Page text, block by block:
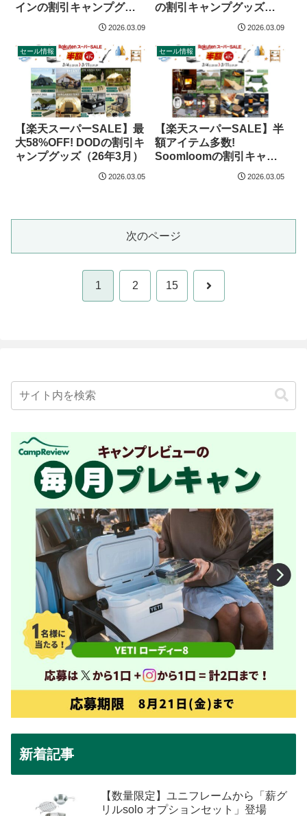
インの割引キャンプグッ
2026.03.09
の割引キャンプグッズ
2026.03.09
セール情報
【楽天スーパーSALE】最
大58%OFF! DODの割引キ
ャンプグッズ（26年3月）
2026.03.05
セール情報
【楽天スーパーSALE】半
額アイテム多数!
Soomloomの割引キャン
プグッズ（26年3月）
2026.03.05
次のページ
1 2 15 次
新着記事
【数量限定】ユニフレームから「薪グ
リルsolo オプションセット」登場